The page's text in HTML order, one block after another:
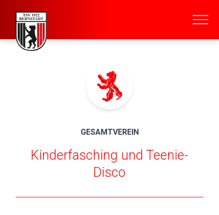
GESAMTVEREIN
Kinderfasching und Teenie-
Disco